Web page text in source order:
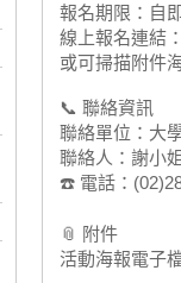
報名期限：自
線上報名連結
或可掃描附件
📞 聯絡資訊
聯絡單位：大
聯絡人：謝小姐
☎️ 電話：
📎 附件
活動海報電子